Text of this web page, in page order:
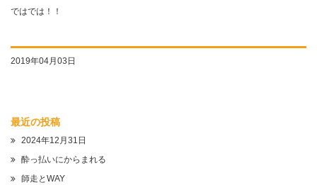
ではでは！！
2019年04月03日
最近の投稿
2024年12月31日
酔っ払いにからまれる
師走とWAY